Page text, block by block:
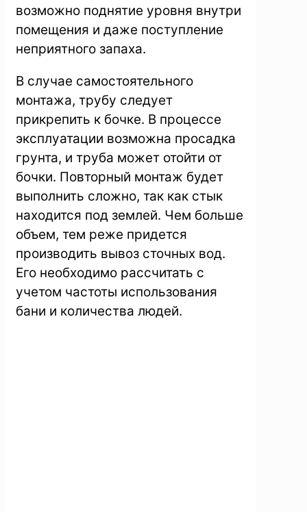
возможно поднятие уровня внутри
помещения и даже поступление
неприятного запаха.
В случае самостоятельного
монтажа, трубу следует
прикрепить к бочке. В процессе
эксплуатации возможна просадка
грунта, и труба может отойти от
бочки. Повторный монтаж будет
выполнить сложно, так как стык
находится под землей. Чем больше
объем, тем реже придется
производить вывоз сточных вод.
Его необходимо рассчитать с
учетом частоты использования
бани и количества людей.